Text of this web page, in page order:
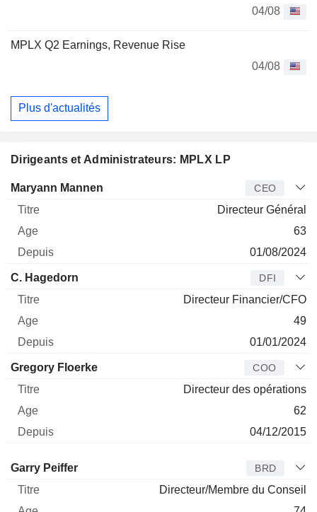
04/08
MPLX Q2 Earnings, Revenue Rise
04/08
Plus d'actualités
Dirigeants et Administrateurs: MPLX LP
Dirigeant Titre Age
Maryann Mannen CEO
Directeur Général
63
01/08/2024
C. Hagedorn DFI
Directeur Financier/CFO
49
01/01/2024
Gregory Floerke COO
Directeur des opérations
62
04/12/2015
Administrateur
Garry Peiffer BRD
Directeur/Membre du Conseil